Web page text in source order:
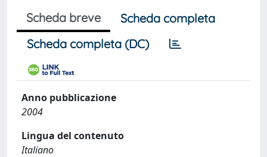
Scheda breve
Scheda completa
Scheda completa (DC)
Anno pubblicazione
2004
Lingua del contenuto
Italiano